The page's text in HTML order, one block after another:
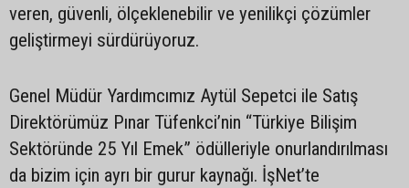
veren, güvenli, ölçeklenebilir ve yenilikçi çözümler
geliştirmeyi sürdürüyoruz.
Genel Müdür Yardımcımız Aytül Sepetci ile Satış
Direktörümüz Pınar Tüfenkci’nin “Türkiye Bilişim
Sektöründe 25 Yıl Emek” ödülleriyle onurlandırılması
da bizim için ayrı bir gurur kaynağı. İşNet’te